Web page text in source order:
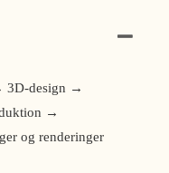
3D-design →
→
og renderinger